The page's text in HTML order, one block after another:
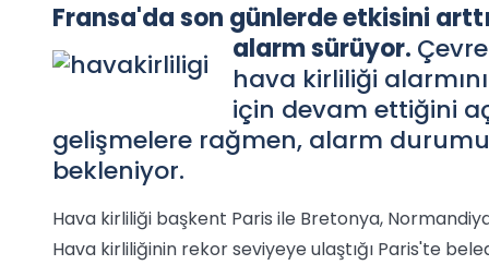
Fransa'da son günlerde etkisini
alarm sürüyor.
hava kirliliği
için devam ettiğini
gelişmelere rağmen, alarm
bekleniyor.
Hava kirliliği başkent Paris ile Bretonya,
Hava kirliliğinin rekor seviyeye ulaştığı Paris'te